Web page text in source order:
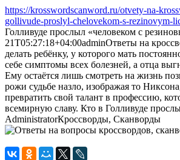
https://krosswordscanword.ru/otvety-na-
gollivude-proslyl-chelovekom-s-rezinovym-
Голливуде прослыл «человеком с
21T05:27:18+04:00adminОтветы на
делать ребёнку, у которого мать
себе симптомы всех болезней, а отца
Ему остаётся лишь смотреть на жизнь
рожи судьбе назло, изображая то
превратить свой талант в профессию,
всемирную славу. Кто в Голливуде
AdministratorКроссворды, Сканворды